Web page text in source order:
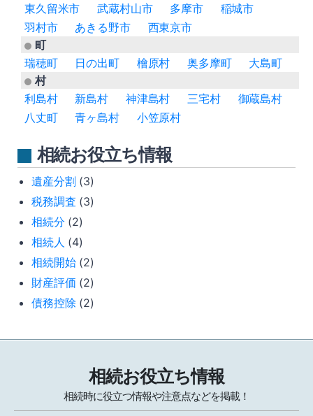
東久留米市
武蔵村山市 多摩市
稲城市
羽村市
あきる野市
西東京市
町
瑞穂町
日の出町 檜原村 奥多摩町
大島町
村
利島村
新島村 神津島村 三宅村
御蔵島村
八丈町
青ヶ島村 小笠原村
相続お役立ち情報
遺産分割 (3)
税務調査 (3)
相続分 (2)
相続人 (4)
相続開始(2)
財産評価 (2)
債務控除 (2)
相続お役立ち情報
相続時に役立つ情報や注意点などを掲載！